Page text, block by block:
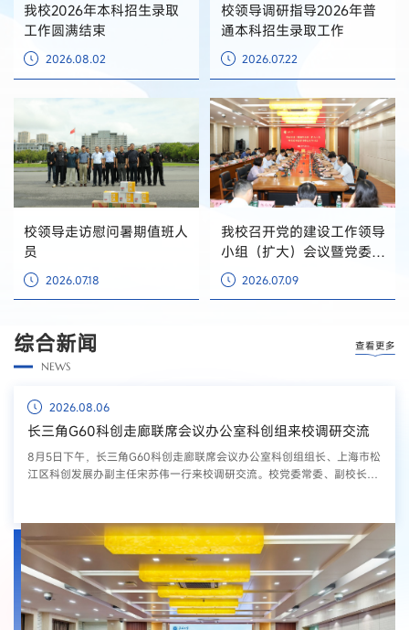
我校2026年本科招生录取
工作圆满结束
2026.08.02
校领导调研指导2026年普
通本科招生录取工作
2026.07.22
校领导走访慰问暑期值班人
员
2026.07.18
我校召开党的建设工作领导
小组（扩大）会议暨党委理
论学习中心组学习会
2026.07.09
综合新闻
NEWS
查看更多
2026.08.06
长三角G60科创走廊联席会议办公室科创组来校调研交流
8月5日下午，长三角G60科创走廊联席会议办公室科创组组长、上海市松
江区科创发展办副主任宋苏伟一行来校调研交流。校党委常委、副校长严
历史沿革、学科建设、人才培养和科技创新等方面的情况。他指出，学校
始终面向国家重大战略需求，不断提升服务区域经济社会发展的能力，希
望双方发挥各...